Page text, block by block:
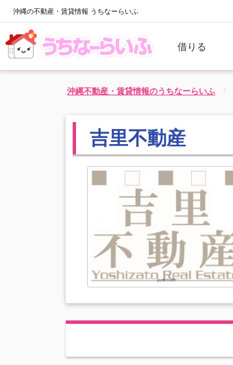
沖縄の不動産・賃貸情報 うちなーらいふ
借りる
沖縄不動産・賃貸情報のうちなーらいふ
吉里不動産